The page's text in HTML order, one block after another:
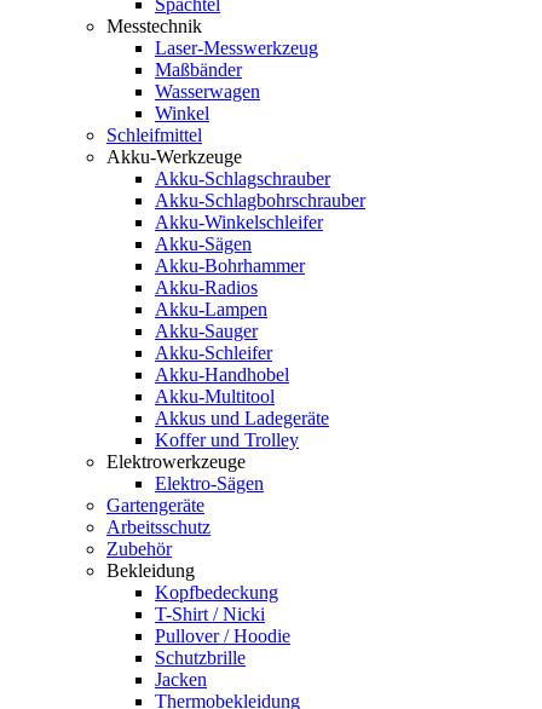
Spachtel
Messtechnik
Laser-Messwerkzeug
Maßbänder
Wasserwagen
Winkel
Schleifmittel
Akku-Werkzeuge
Akku-Schlagschrauber
Akku-Schlagbohrschrauber
Akku-Winkelschleifer
Akku-Sägen
Akku-Bohrhammer
Akku-Radios
Akku-Lampen
Akku-Sauger
Akku-Schleifer
Akku-Handhobel
Akku-Multitool
Akkus und Ladegeräte
Koffer und Trolley
Elektrowerkzeuge
Elektro-Sägen
Gartengeräte
Arbeitsschutz
Zubehör
Bekleidung
Kopfbedeckung
T-Shirt / Nicki
Pullover / Hoodie
Schutzbrille
Jacken
Thermobekleidung